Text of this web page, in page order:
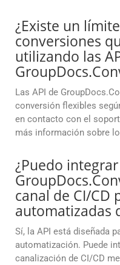
¿Existe un
conversiones
utilizando las
Las API de
conversión flexibles
en contacto con el
más información sobre
¿Puedo integrar
canal de CI/CD
automatizadas
Sí, la API está diseñada
automatización. Puede
canalización de CI/CD